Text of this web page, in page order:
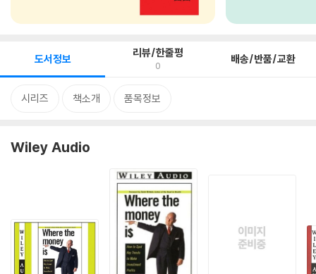
도서정보 리뷰/한줄평
0 배송/반품/교환
시리즈 책소개 품목정보
Wiley Audio